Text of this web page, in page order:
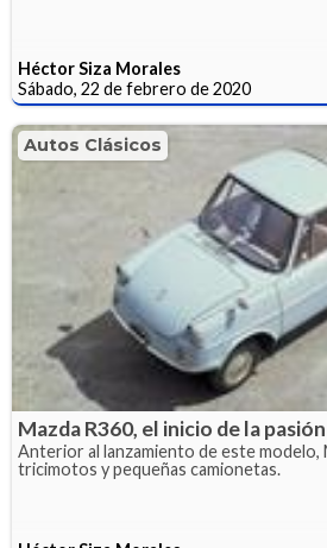
Héctor Siza Morales
Sábado, 22 de febrero de 2020
Autos Clásicos
Mazda R360, el inicio de la pasión
Anterior al lanzamiento de este modelo,
tricimotos y pequeñas camionetas.